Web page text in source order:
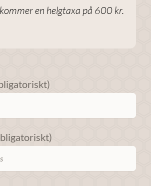
en helgtaxa på 600 kr.